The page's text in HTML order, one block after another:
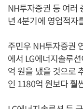
NH투자증권 등 여러
년 4분기에 영업적자
주민우 NH투자증권
에서 LG에너지솔루
억 원을 냈을 것으로
인 1180억 원보다 훨